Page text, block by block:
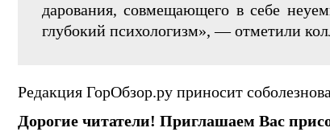
дарования, совмещающего в себе
глубокий психологизм», — отметили
Редакция ГорОбзор.ру приносит
Дорогие читатели! Приглашаем Вас